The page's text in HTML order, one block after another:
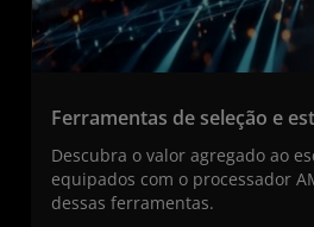
Ferramentas de seleção e
Descubra o valor agregado ao
equipados com o processador
dessas ferramentas.